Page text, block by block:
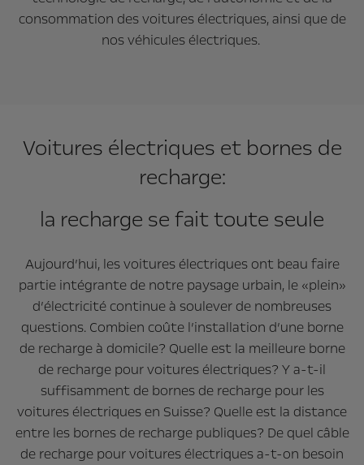
consommation des voitures électriques, ainsi que de
nos véhicules électriques.
Voitures électriques et bornes de
recharge:
la recharge se fait toute seule
Aujourd’hui, les voitures électriques ont beau faire
partie intégrante de notre paysage urbain, le «plein»
d’électricité continue à soulever de nombreuses
questions. Combien coûte l’installation d’une borne
de recharge à domicile? Quelle est la meilleure borne
de recharge pour voitures électriques? Y a-t-il
suffisamment de bornes de recharge pour les
voitures électriques en Suisse? Quelle est la distance
entre les bornes de recharge publiques? De quel câble
de recharge pour voitures électriques a-t-on besoin